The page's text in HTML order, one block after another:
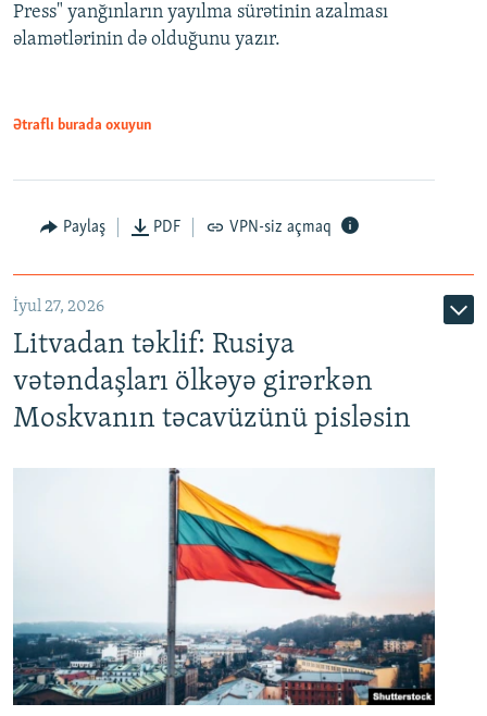
Press" yanğınların yayılma sürətinin azalması
əlamətlərinin də olduğunu yazır.
Ətraflı burada oxuyun
Paylaş PDF VPN-siz açmaq
İyul 27, 2026
Litvadan təklif: Rusiya
vətəndaşları ölkəyə girərkən
Moskvanın təcavüzünü pisləsin